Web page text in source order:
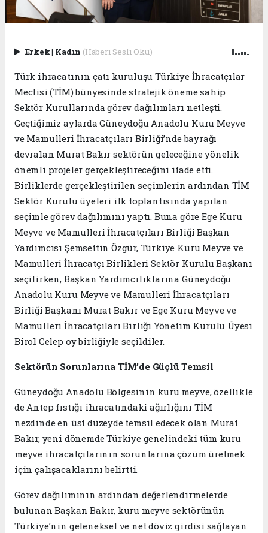
Erkek| Kadın (Haberi Sesli Oku)
Türk ihracatının çatı kuruluşu Türkiye İhracatçılar
Meclisi (TİM) bünyesinde stratejik öneme sahip
Sektör Kurullarında görev dağılımları netleşti.
Geçtiğimiz aylarda Güneydoğu Anadolu Kuru Meyve
ve Mamulleri İhracatçıları Birliği’nde bayrağı
devralan Murat Bakır sektörün geleceğine yönelik
önemli projeler gerçekleştireceğini ifade etti.
Birliklerde gerçekleştirilen seçimlerin ardından TİM
Sektör Kurulu üyeleri ilk toplantısında yapılan
seçimle görev dağılımını yaptı. Buna göre Ege Kuru
Meyve ve Mamulleri İhracatçıları Birliği Başkan
Yardımcısı Şemsettin Özgür, Türkiye Kuru Meyve ve
Mamulleri İhracatçı Birlikleri Sektör Kurulu Başkanı
seçilirken, Başkan Yardımcılıklarına Güneydoğu
Anadolu Kuru Meyve ve Mamulleri İhracatçıları
Birliği Başkanı Murat Bakır ve Ege Kuru Meyve ve
Mamulleri İhracatçıları Birliği Yönetim Kurulu Üyesi
Birol Celep oy birliğiyle seçildiler.
Sektörün Sorunlarına TİM’de Güçlü Temsil
Güneydoğu Anadolu Bölgesinin kuru meyve, özellikle
de Antep fıstığı ihracatındaki ağırlığını TİM
nezdinde en üst düzeyde temsil edecek olan Murat
Bakır, yeni dönemde Türkiye genelindeki tüm kuru
meyve ihracatçılarının sorunlarına çözüm üretmek
için çalışacaklarını belirtti.
Görev dağılımının ardından değerlendirmelerde
bulunan Başkan Bakır, kuru meyve sektörünün
Türkiye’nin geleneksel ve net döviz girdisi sağlayan